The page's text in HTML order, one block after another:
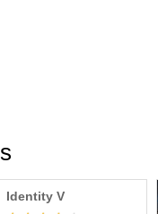
Identity V